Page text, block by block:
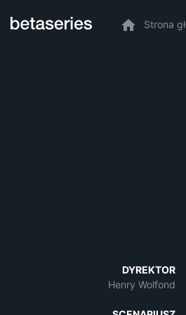
Strona
DYREKTOR
Henry Wolfond